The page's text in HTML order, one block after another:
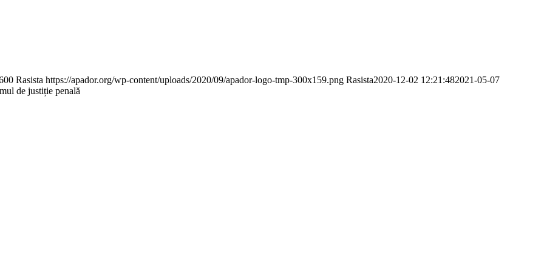
Rasista https://apador.org/wp-content/uploads/2020/09/apador-logo-tmp-300x159.png Rasista2020-12-02 12:21:482021-05-07
de justiție penală